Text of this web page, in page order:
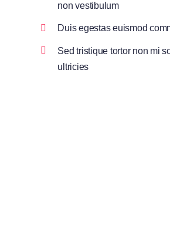
non vestibulum
Duis egestas euismod
Sed tristique tortor non mi
ultricies